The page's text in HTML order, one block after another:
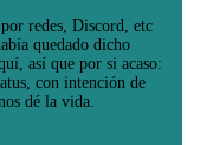
redes, Discord, etc
quedado dicho
así que por si acaso:
con intención de
dé la vida.